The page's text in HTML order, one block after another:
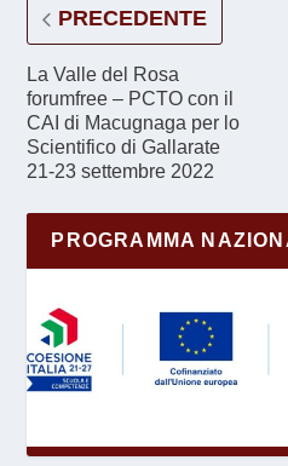
PRECEDENTE
La Valle del Rosa
forumfree – PCTO con il
CAI di Macugnaga per lo
Scientifico di Gallarate
21-23 settembre 2022
PROGRAMMA